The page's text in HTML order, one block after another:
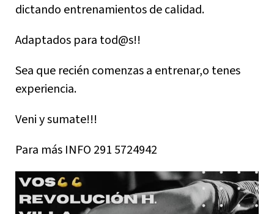
dictando entrenamientos de calidad.
Adaptados para tod@s!!
Sea que recién comenzas a entrenar,o tenes
experiencia.
Veni y sumate!!!
Para más INFO 291 5724942